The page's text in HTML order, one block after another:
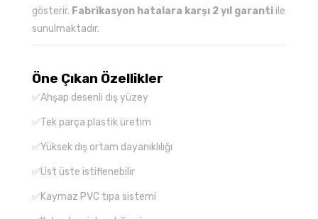
gösterir. Fabrikasyon hatalara karşı 2 yıl garanti ile
sunulmaktadır.
Öne Çıkan Özellikler
✅Ahşap desenli dış yüzey
✅Tek parça plastik üretim
✅Yüksek dış ortam dayanıklılığı
✅Üst üste istiflenebilir
✅Kaymaz PVC tıpa sistemi